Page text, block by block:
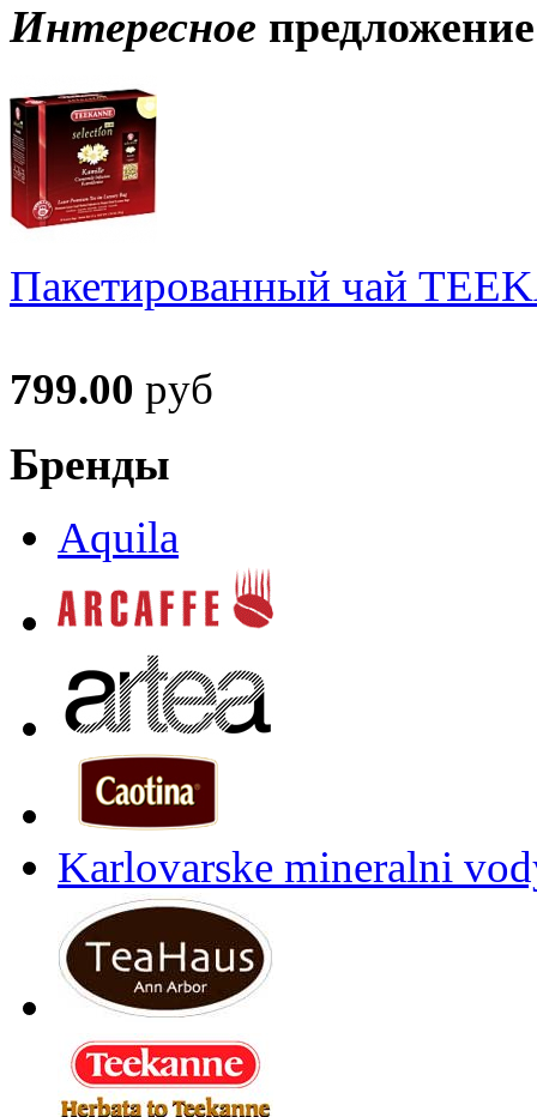
Интересное предложение
Пакетированный чай
799.00 руб
Бренды
Aquila
Karlovarske mineralni